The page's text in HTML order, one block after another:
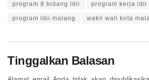
program 8 bidang ldii program kerja ldii
program ldii malang wakil wali kota
Tinggalkan Balasan